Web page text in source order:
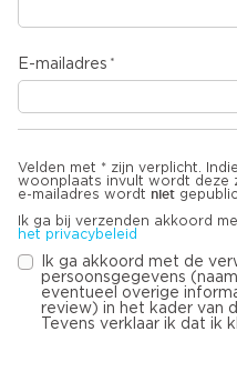
E-mailadres
Velden met * zijn verplicht.
woonplaats invult wordt deze
e-mailadres wordt niet
Ik ga bij verzenden akkoord
het privacybeleid
Ik ga akkoord met de
persoonsgegevens
eventueel overige
review) in het kader van
Tevens verklaar ik dat